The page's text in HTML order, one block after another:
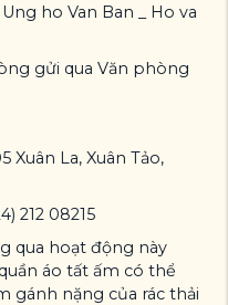
ho Van Ban _ Ho va
gửi qua Văn phòng
Xuân La, Xuân Tảo,
212 08215
qua hoạt động này
áo tất ấm có thể
gánh nặng của rác thải